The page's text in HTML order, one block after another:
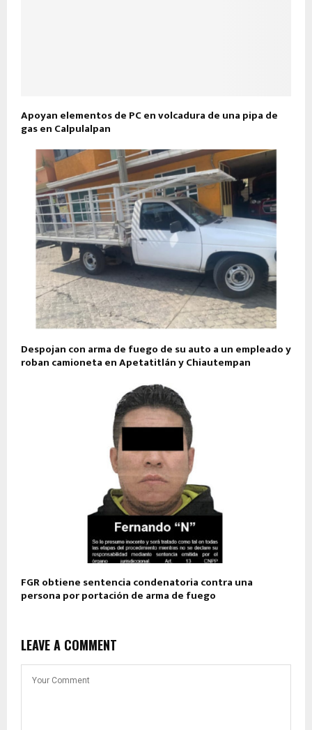
Apoyan elementos de PC en volcadura de una pipa de
gas en Calpulalpan
Despojan con arma de fuego de su auto a un empleado y
roban camioneta en Apetatitlán y Chiautempan
FGR obtiene sentencia condenatoria contra una
persona por portación de arma de fuego
LEAVE A COMMENT